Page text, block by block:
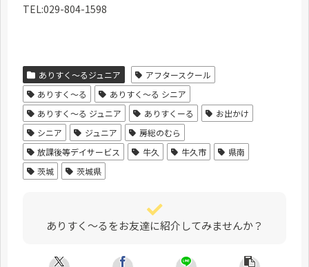
TEL:029-804-1598
ありすく～るジュニア
アフタースクール
ありすく〜る
ありすく〜る シニア
ありすく〜る ジュニア
ありすくーる
お出かけ
シニア
ジュニア
房総のむら
放課後等デイサービス
牛久 牛久市
県南
茨城
茨城県
ありすく～るをお友達に紹介してみませんか？